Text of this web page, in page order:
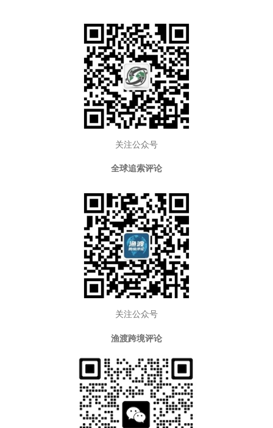
关注公众号
全球追索评论
关注公众号
渔渡跨境评论